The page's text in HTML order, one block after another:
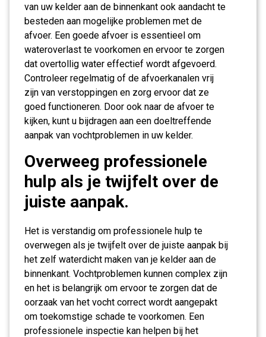
van uw kelder aan de binnenkant ook aandacht te
besteden aan mogelijke problemen met de
afvoer. Een goede afvoer is essentieel om
wateroverlast te voorkomen en ervoor te zorgen
dat overtollig water effectief wordt afgevoerd.
Controleer regelmatig of de afvoerkanalen vrij
zijn van verstoppingen en zorg ervoor dat ze
goed functioneren. Door ook naar de afvoer te
kijken, kunt u bijdragen aan een doeltreffende
aanpak van vochtproblemen in uw kelder.
Overweeg professionele
hulp als je twijfelt over de
juiste aanpak.
Het is verstandig om professionele hulp te
overwegen als je twijfelt over de juiste aanpak bij
het zelf waterdicht maken van je kelder aan de
binnenkant. Vochtproblemen kunnen complex zijn
en het is belangrijk om ervoor te zorgen dat de
oorzaak van het vocht correct wordt aangepakt
om toekomstige schade te voorkomen. Een
professionele inspectie kan helpen bij het